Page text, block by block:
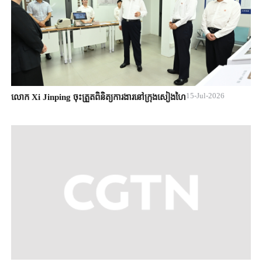
លោក Xi Jinping ចុះត្រួតពិនិត្យការងារនៅក្រុងសៀងហៃ15-Jul-2026